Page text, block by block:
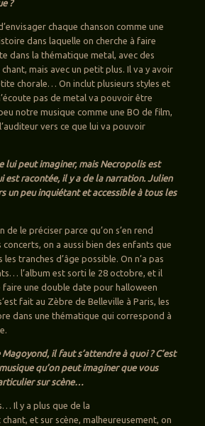
?
chaque chanson comme une
dans laquelle on cherche à faire
dans la thématique metal, avec des
mais avec un petit plus. Il va y avoir
chorale… On inclut plusieurs styles et
pas de metal va pouvoir être
notre musique comme une BO de film,
vers ce que lui va pouvoir
lui peut imaginer, mais Necropolis est
est racontée, il y a de la narration. Julien
un peu inquiétant et accessible à tous les
le préciser parce qu’on s’en rend
on a aussi bien des enfants que
tranches d’âge possible. On n’a pas
l’album est sorti le 28 octobre, et il
faire une double date pour halloween
fait au Zèbre de Belleville à Paris, les
dans une thématique qui correspond à
il faut s’attendre à quoi ? C’est
qu’on peut imaginer que vous
sur scène…
Il y a plus que de la
et sur scène, malheureusement, on